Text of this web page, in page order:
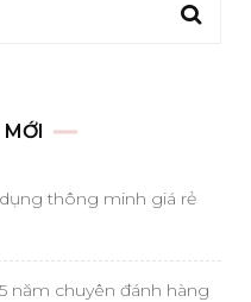
thông minh giá rẻ
năm chuyên đánh hàng